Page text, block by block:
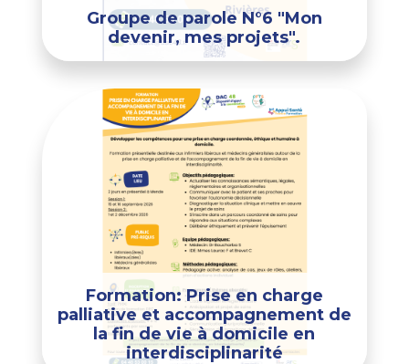
Groupe de parole N°6 "Mon
devenir, mes projets".
Formation: Prise en charge
palliative et accompagnement de
la fin de vie à domicile en
interdisciplinarité